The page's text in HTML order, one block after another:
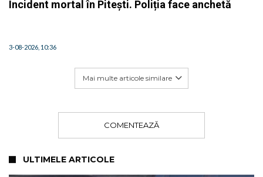
Incident mortal în Pitești. Poliția face anchetă
3-08-2026, 10:36
Mai multe articole similare
COMENTEAZĂ
ULTIMELE ARTICOLE